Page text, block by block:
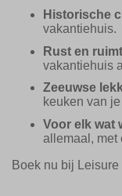
Historische
vakantiehuis.
Rust en
vakantiehuis
Zeeuwse
keuken van
Voor elk wat
allemaal, met
Boek nu bij